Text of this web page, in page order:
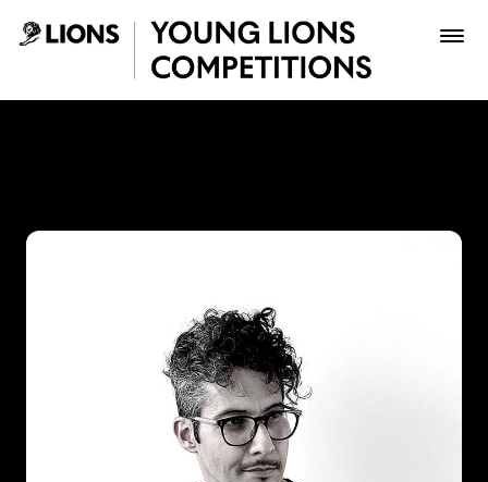
Saltar al contenido principal
Inscribir
Boletería